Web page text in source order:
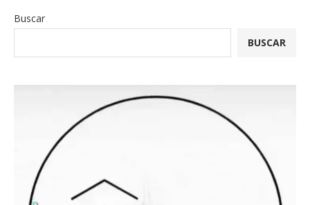
Buscar
BUSCAR